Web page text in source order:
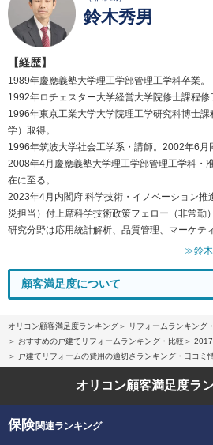
鈴木秀男
【経歴】
1989年慶應義塾大学理工学部管理工学科卒業。
1992年ロチェスター大学経営大学院修士課程修
1996年東京工業大学大学院理工学研究科博士
学）取得。
1996年筑波大学社会工学系・講師。2002年6月
2008年4月慶應義塾大学理工学部管理工学科・
在に至る。
2023年4月内閣府 科学技術・イノベーション推
災担当）付上席科学技術政策フェロー（非常勤）
研究分野は応用統計解析、品質管理、マーケテ
≫鈴木
顧客満足度について
オリコン顧客満足度ランキング
リフォームランキング
おすすめの戸建てリフォームランキング・比較
戸建てリフォームの費用の適切さランキング・口コミ
オリコン顧客満足度ラ
保険関連ランキング